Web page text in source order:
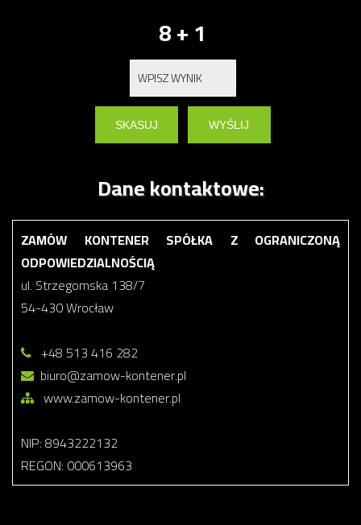
8 + 1
Dane kontaktowe:
ZAMÓW KONTENER SPÓŁKA Z OGRANICZONĄ
ODPOWIEDZIALNOŚCIĄ
ul. Strzegomska 138/7
54-430 Wrocław
+48 513 416 282
biuro@zamow-kontener.pl
www.zamow-kontener.pl
NIP: 8943222132
REGON: 000613963